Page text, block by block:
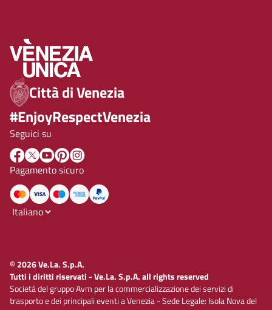
Città di Venezia
#EnjoyRespectVenezia
Seguici su
Pagamento sicuro
© 2026 Ve.La. S.p.A.
Tutti i diritti riservati - Ve.La. S.p.A. all rights reserved
Società del gruppo Avm per la commercializzazione dei servizi di
trasporto e dei principali eventi a Venezia - Sede Legale: Isola Nova del